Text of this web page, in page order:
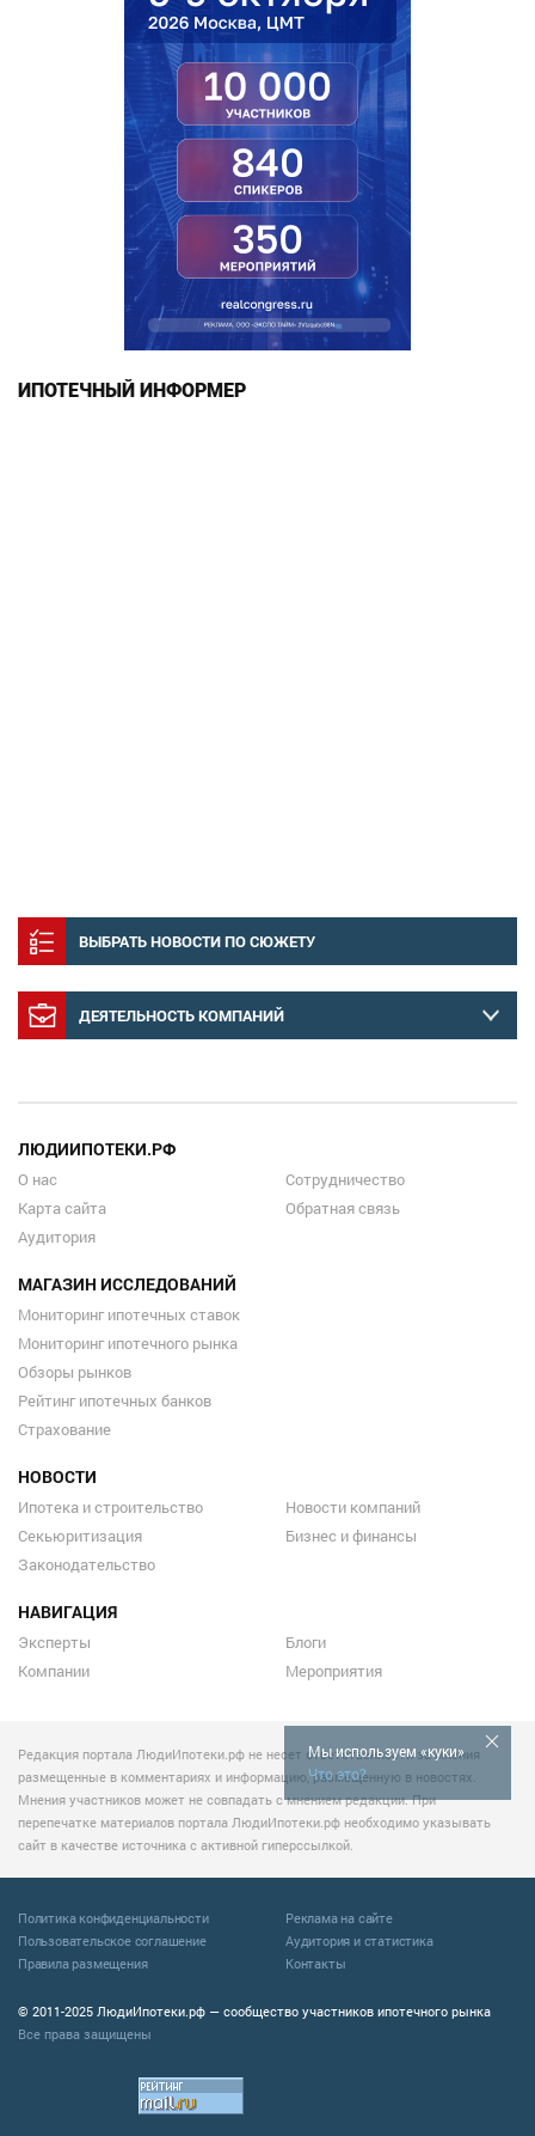
ИПОТЕЧНЫЙ ИНФОРМЕР
ВЫБРАТЬ НОВОСТИ ПО СЮЖЕТУ
ДЕЯТЕЛЬНОСТЬ КОМПАНИЙ
Мы используем «куки»
Что это?
ЛЮДИИПОТЕКИ.РФ
О нас
Карта сайта
Аудитория
Сотрудничество
Обратная связь
МАГАЗИН ИССЛЕДОВАНИЙ
Мониторинг ипотечных ставок
Мониторинг ипотечного рынка
Обзоры рынков
Рейтинг ипотечных банков
Страхование
НОВОСТИ
Ипотека и строительство
Секьюритизация
Законодательство
Новости компаний
Бизнес и финансы
НАВИГАЦИЯ
Эксперты
Компании
Блоги
Мероприятия
Редакция портала ЛюдиИпотеки.рф не несет ответственности за мнения
размещенные в комментариях и информацию, размещенную в новостях.
Мнения участников может не совпадать с мнением редакции. При
перепечатке материалов портала ЛюдиИпотеки.рф необходимо указывать
сайт в качестве источника с активной гиперссылкой.
© 2011-2025 ЛюдиИпотеки.рф — сообщество участников ипотечного рынка
Все права защищены
Политика конфиденциальности
Пользовательское соглашение
Правила размещения
Реклама на сайте
Аудитория и статистика
Контакты